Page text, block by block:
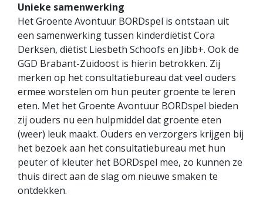
Unieke samenwerking
Het Groente Avontuur BORDspel is ontstaan uit
een samenwerking tussen kinderdiëtist Cora
Derksen, diëtist Liesbeth Schoofs en Jibb+. Ook de
GGD Brabant-Zuidoost is hierin betrokken. Zij
merken op het consultatiebureau dat veel ouders
ermee worstelen om hun peuter groente te leren
eten. Met het Groente Avontuur BORDspel bieden
zij ouders nu een hulpmiddel dat groente eten
(weer) leuk maakt. Ouders en verzorgers krijgen bij
het bezoek aan het consultatiebureau met hun
peuter of kleuter het BORDspel mee, zo kunnen ze
thuis direct aan de slag om nieuwe smaken te
ontdekken.